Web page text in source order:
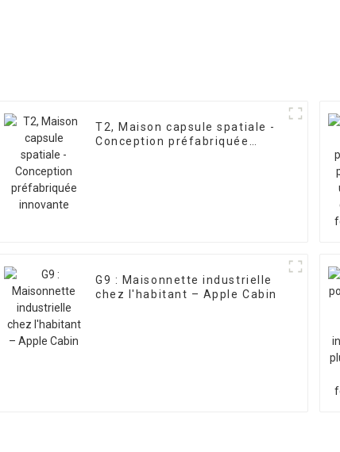
T2, Maison capsule spatiale -
Conception préfabriquée
G9 : Maisonnette industrielle
chez l'habitant – Apple Cabin